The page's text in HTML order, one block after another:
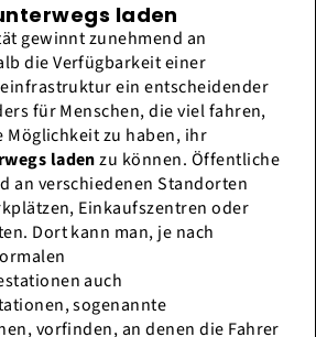
laden
gewinnt zunehmend an
die Verfügbarkeit einer
ein entscheidender
für Menschen, die viel fahren,
Möglichkeit zu haben, ihr
ladenzu können. Öffentliche
an verschiedenen Standorten
Einkaufszentren oder
Dort kann man, je nach
auch
sogenannte
vorfinden, an denen die Fahrer